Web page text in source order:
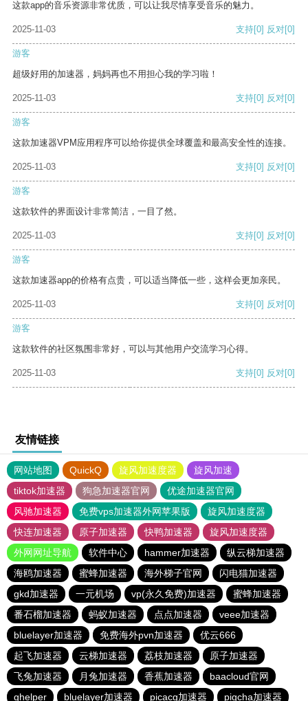
这款app的音乐资源非常优质，可以让我尽情享受音乐的魅力。
2025-11-03 支持[0] 反对[0]
游客
超级好用的加速器，妈妈再也不用担心我的学习啦！
2025-11-03 支持[0] 反对[0]
游客
这款加速器VPM应用程序可以给你提供全球覆盖和最高安全性的连接。
2025-11-03 支持[0] 反对[0]
游客
这款软件的界面设计非常简洁，一目了然。
2025-11-03 支持[0] 反对[0]
游客
这款加速器app的价格有点贵，可以适当降低一些，这样会更加亲民。
2025-11-03 支持[0] 反对[0]
游客
这款软件的社区氛围非常好，可以与其他用户交流学习心得。
2025-11-03 支持[0] 反对[0]
友情链接
网站地图 QuickQ 旋风加速度器
旋风加速
tiktok加速器
狗急加速器官网
优途加速器官网
风驰加速器
免费vps加速器外网苹果版
旋风加速度器
快连加速器
原子加速器 快鸭加速器
旋风加速度器
外网网址导航
软件中心 hammer加速器
纵云梯加速器
海鸥加速器
蜜蜂加速器 海外梯子官网
闪电猫加速器
gkd加速器
一元机场 vp(永久免费)加速器
蜜蜂加速器
番石榴加速器
蚂蚁加速器 点点加速器
veee加速器
bluelayer加速器
免费海外pvn加速器
优云666
起飞加速器
云梯加速器 荔枝加速器
原子加速器
飞兔加速器
月兔加速器 香蕉加速器
baacloud官网
ghelper
bluelayer加速器 picacg加速器 pigcha加速器